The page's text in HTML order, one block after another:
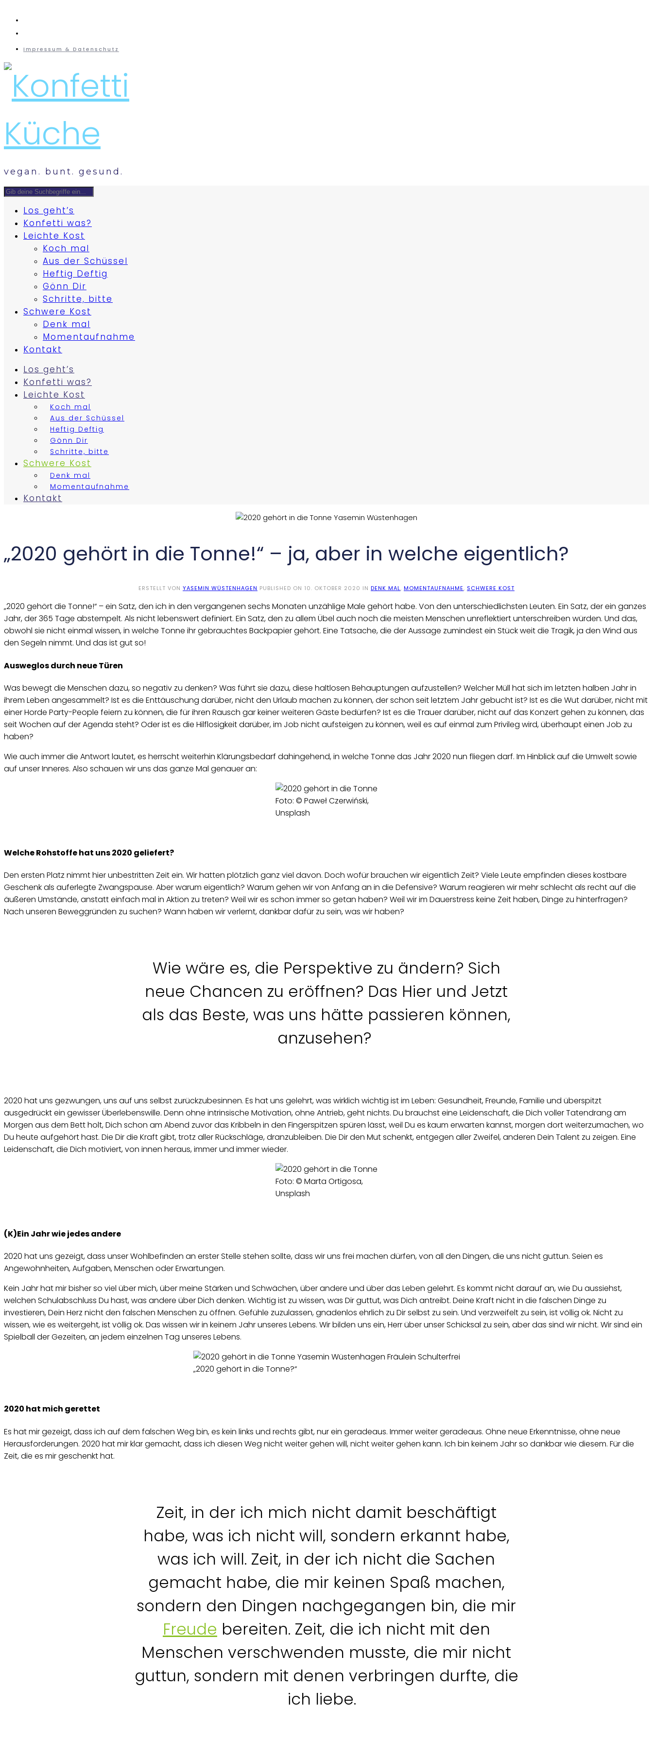
Impressum & Datenschutz
vegan. bunt. gesund.
Los geht’s
Konfetti was?
Leichte Kost
Koch mal
Aus der Schüssel
Heftig Deftig
Gönn Dir
Schritte, bitte
Schwere Kost
Denk mal
Momentaufnahme
Kontakt
Los geht’s
Konfetti was?
Leichte Kost
Koch mal
Aus der Schüssel
Heftig Deftig
Gönn Dir
Schritte, bitte
Schwere Kost
Denk mal
Momentaufnahme
Kontakt
„2020 gehört in die Tonne!“ – ja, aber in welche eigentlich?
ERSTELLT VON YASEMIN WÜSTENHAGEN PUBLISHED ON 10. OKTOBER 2020 IN DENK MAL, MOMENTAUFNAHME, SCHWERE KOST
„2020 gehört die Tonne!“ – ein Satz, den ich in den vergangenen sechs Monaten unzählige Male gehört habe. Von den unterschiedlichsten Leuten. Ein Satz, der ein ganzes
Jahr, der 365 Tage abstempelt. Als nicht lebenswert definiert. Ein Satz, den zu allem Übel auch noch die meisten Menschen unreflektiert unterschreiben würden. Und das,
obwohl sie nicht einmal wissen, in welche Tonne ihr gebrauchtes Backpapier gehört. Eine Tatsache, die der Aussage zumindest ein Stück weit die Tragik, ja den Wind aus
den Segeln nimmt. Und das ist gut so!
Ausweglos durch neue Türen
Was bewegt die Menschen dazu, so negativ zu denken? Was führt sie dazu, diese haltlosen Behauptungen aufzustellen? Welcher Müll hat sich im letzten halben Jahr in
ihrem Leben angesammelt? Ist es die Enttäuschung darüber, nicht den Urlaub machen zu können, der schon seit letztem Jahr gebucht ist? Ist es die Wut darüber, nicht mit
einer Horde Party-People feiern zu können, die für ihren Rausch gar keiner weiteren Gäste bedürfen? Ist es die Trauer darüber, nicht auf das Konzert gehen zu können, das
seit Wochen auf der Agenda steht? Oder ist es die Hilflosigkeit darüber, im Job nicht aufsteigen zu können, weil es auf einmal zum Privileg wird, überhaupt einen Job zu
haben?
Wie auch immer die Antwort lautet, es herrscht weiterhin Klärungsbedarf dahingehend, in welche Tonne das Jahr 2020 nun fliegen darf. Im Hinblick auf die Umwelt sowie
auf unser Inneres. Also schauen wir uns das ganze Mal genauer an:
Foto: © Paweł Czerwiński,
Unsplash
Welche Rohstoffe hat uns 2020 geliefert?
Den ersten Platz nimmt hier unbestritten Zeit ein. Wir hatten plötzlich ganz viel davon. Doch wofür brauchen wir eigentlich Zeit? Viele Leute empfinden dieses kostbare
Geschenk als auferlegte Zwangspause. Aber warum eigentlich? Warum gehen wir von Anfang an in die Defensive? Warum reagieren wir mehr schlecht als recht auf die
äußeren Umstände, anstatt einfach mal in Aktion zu treten? Weil wir es schon immer so getan haben? Weil wir im Dauerstress keine Zeit haben, Dinge zu hinterfragen?
Nach unseren Beweggründen zu suchen? Wann haben wir verlernt, dankbar dafür zu sein, was wir haben?
Wie wäre es, die Perspektive zu ändern? Sich
neue Chancen zu eröffnen? Das Hier und Jetzt
als das Beste, was uns hätte passieren können,
anzusehen?
2020 hat uns gezwungen, uns auf uns selbst zurückzubesinnen. Es hat uns gelehrt, was wirklich wichtig ist im Leben: Gesundheit, Freunde, Familie und überspitzt
ausgedrückt ein gewisser Überlebenswille. Denn ohne intrinsische Motivation, ohne Antrieb, geht nichts. Du brauchst eine Leidenschaft, die Dich voller Tatendrang am
Morgen aus dem Bett holt, Dich schon am Abend zuvor das Kribbeln in den Fingerspitzen spüren lässt, weil Du es kaum erwarten kannst, morgen dort weiterzumachen, wo
Du heute aufgehört hast. Die Dir die Kraft gibt, trotz aller Rückschläge, dranzubleiben. Die Dir den Mut schenkt, entgegen aller Zweifel, anderen Dein Talent zu zeigen. Eine
Leidenschaft, die Dich motiviert, von innen heraus, immer und immer wieder.
Foto: © Marta Ortigosa,
Unsplash
(K)Ein Jahr wie jedes andere
2020 hat uns gezeigt, dass unser Wohlbefinden an erster Stelle stehen sollte, dass wir uns frei machen dürfen, von all den Dingen, die uns nicht guttun. Seien es
Angewohnheiten, Aufgaben, Menschen oder Erwartungen.
Kein Jahr hat mir bisher so viel über mich, über meine Stärken und Schwächen, über andere und über das Leben gelehrt. Es kommt nicht darauf an, wie Du aussiehst,
welchen Schulabschluss Du hast, was andere über Dich denken. Wichtig ist zu wissen, was Dir guttut, was Dich antreibt. Deine Kraft nicht in die falschen Dinge zu
investieren, Dein Herz nicht den falschen Menschen zu öffnen. Gefühle zuzulassen, gnadenlos ehrlich zu Dir selbst zu sein. Und verzweifelt zu sein, ist völlig ok. Nicht zu
wissen, wie es weitergeht, ist völlig ok. Das wissen wir in keinem Jahr unseres Lebens. Wir bilden uns ein, Herr über unser Schicksal zu sein, aber das sind wir nicht. Wir sind ein
Spielball der Gezeiten, an jedem einzelnen Tag unseres Lebens.
„2020 gehört in die Tonne?“
2020 hat mich gerettet
Es hat mir gezeigt, dass ich auf dem falschen Weg bin, es kein links und rechts gibt, nur ein geradeaus. Immer weiter geradeaus. Ohne neue Erkenntnisse, ohne neue
Herausforderungen. 2020 hat mir klar gemacht, dass ich diesen Weg nicht weiter gehen will, nicht weiter gehen kann. Ich bin keinem Jahr so dankbar wie diesem. Für die
Zeit, die es mir geschenkt hat.
Zeit, in der ich mich nicht damit beschäftigt
habe, was ich nicht will, sondern erkannt habe,
was ich will. Zeit, in der ich nicht die Sachen
gemacht habe, die mir keinen Spaß machen,
sondern den Dingen nachgegangen bin, die mir
Freude bereiten. Zeit, die ich nicht mit den
Menschen verschwenden musste, die mir nicht
guttun, sondern mit denen verbringen durfte, die
ich liebe.